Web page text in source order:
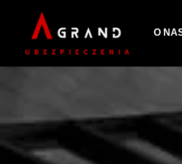
O